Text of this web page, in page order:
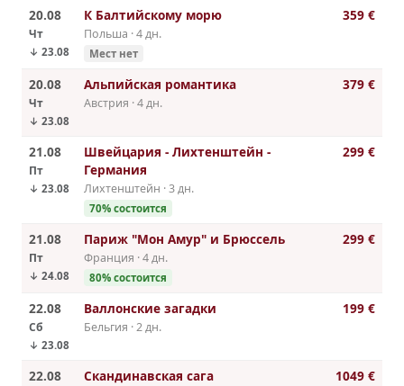
20.08
Чт
↓ 23.08
К Балтийскому морю
Польша · 4 дн.
Мест нет
359 €
20.08
Чт
↓ 23.08
Альпийская романтика
Австрия · 4 дн.
379 €
21.08
Пт
↓ 23.08
Швейцария - Лихтенштейн -
Германия
Лихтенштейн · 3 дн.
70% cостоится
299 €
21.08
Пт
↓ 24.08
Париж "Мон Амур" и Брюссель
Франция · 4 дн.
80% cостоится
299 €
22.08
Сб
↓ 23.08
Валлонские загадки
Бельгия · 2 дн.
199 €
22.08 Скандинавская сага 1049 €